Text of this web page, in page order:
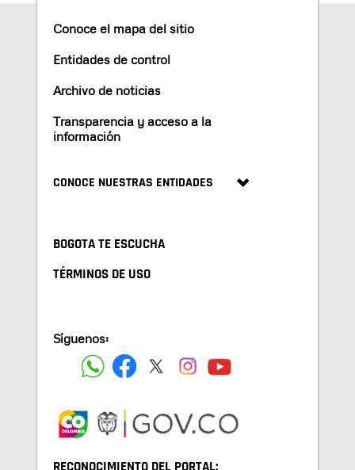
Conoce el mapa del sitio
Entidades de control
Archivo de noticias
Transparencia y acceso a la
información
CONOCE NUESTRAS ENTIDADES
BOGOTA TE ESCUCHA
TÉRMINOS DE USO
Síguenos: